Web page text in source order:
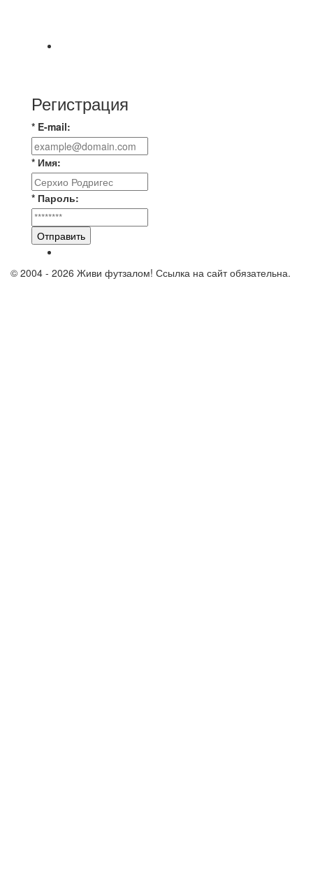
Регистрация
* E-mail:
* Имя:
* Пароль:
Отправить
© 2004 - 2026 Живи футзалом! Ссылка на сайт обязательна.